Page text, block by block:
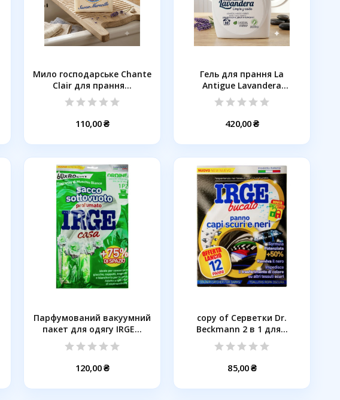
Мило господарське Chante
Clair для прання...
110,00 ₴
Гель для прання La
Antigue Lavandera
Natural...
420,00 ₴
Парфумований вакуумний
пакет для одягу IRGE...
120,00 ₴
copy of Серветки Dr.
Beckmann 2 в 1 для...
85,00 ₴